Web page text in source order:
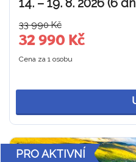
33 990 Kč
32 990 Kč
Cena za 1 osobu
PRO AKTIVNÍ